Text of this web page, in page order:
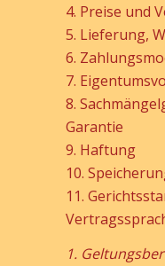
4. Preise und
5. Lieferung,
6.
7.
8.
Garantie
9. Haftung
10.
11.
1.